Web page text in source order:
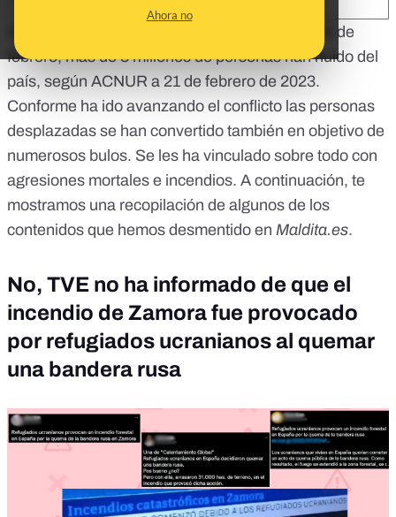
Ahora no
Desde que comenzó la guerra en Ucrania el 24 de
febrero, más de 8 millones de personas han huido del
país, según ACNUR a 21 de febrero de 2023.
Conforme ha ido avanzando el conflicto las personas
desplazadas se han convertido también en objetivo de
numerosos bulos. Se les ha vinculado sobre todo con
agresiones mortales e incendios. A continuación, te
mostramos una recopilación de algunos de los
contenidos que hemos desmentido en Maldita.es.
No, TVE no ha informado de que el
incendio de Zamora fue provocado
por refugiados ucranianos al quemar
una bandera rusa